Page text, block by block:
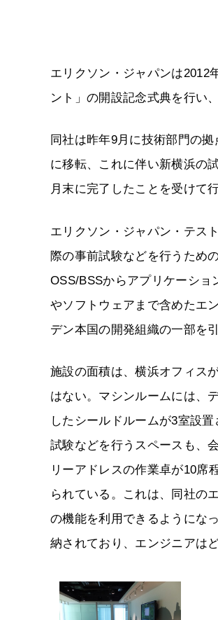
エリクソン・ジャパンは2012
ント」の開設記念式典を行い
同社は昨年9月に技術部門の
に移転、これに伴い新横浜の
月末に完了したことを受けて
エリクソン・ジャパン・テス
際の事前試験などを行うため
OSS/BSSからアプリケーシ
やソフトウェアまで含めたエ
デン本国の開発組織の一部を
施設の面積は、横浜オフィス
はない。マシンルームには、
したシールドルームが3室設
試験などを行うスペースも、
リーアドレスの作業卓が10席
られている。これは、同社の
の機能を利用できるようにな
納されており、エンジニアは